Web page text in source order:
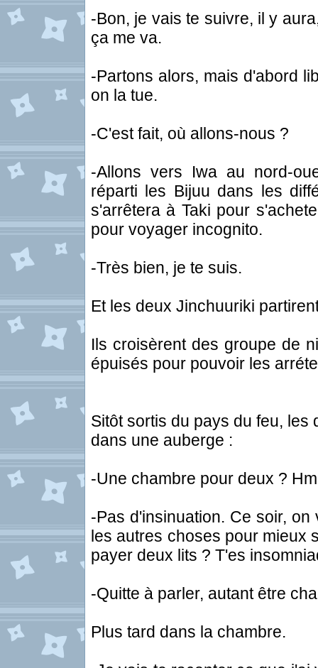
-Bon, je vais te suivre, il y
ça me va.
-Partons alors, mais d'abord
on la tue.
-C'est fait, où allons-nous ?
-Allons vers Iwa au nord-
réparti les Bijuu dans les
s'arrêtera à Taki pour
pour voyager incognito.
-Très bien, je te suis.
Et les deux Jinchuuriki
Ils croisèrent des groupe de
épuisés pour pouvoir les
Sitôt sortis du pays du feu,
dans une auberge :
-Une chambre pour deux ?
-Pas d'insinuation. Ce soir,
les autres choses pour mieux
payer deux lits ? T'es
-Quitte à parler, autant être
Plus tard dans la chambre.